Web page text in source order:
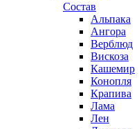
Состав
Альпака
Ангора
Верблюд
Вискоза
Кашемир
Конопля
Крапива
Лама
Лен